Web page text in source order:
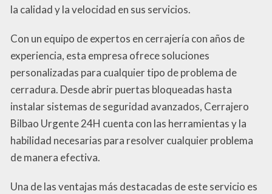
la calidad y la velocidad en sus servicios.
Con un equipo de expertos en cerrajería con años de
experiencia, esta empresa ofrece soluciones
personalizadas para cualquier tipo de problema de
cerradura. Desde abrir puertas bloqueadas hasta
instalar sistemas de seguridad avanzados, Cerrajero
Bilbao Urgente 24H cuenta con las herramientas y la
habilidad necesarias para resolver cualquier problema
de manera efectiva.
Una de las ventajas más destacadas de este servicio es